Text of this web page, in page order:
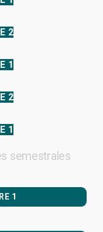
2
1
2
1
semestrales
1